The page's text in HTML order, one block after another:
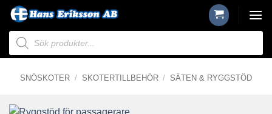
Skip
content
Produktsökning
SNÖSKOTER / SKOTERTILLBEHÖR / SÄTEN & RYGGSTÖD